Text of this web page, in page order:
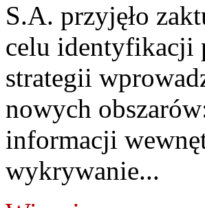
S.A. przyjęło
celu identyfikacji
strategii
nowych
informacji
wykrywanie...